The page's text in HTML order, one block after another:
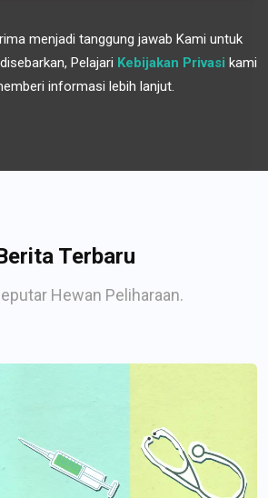
menjadi tanggung jawab Kami untuk
Pelajari Kebijakan Privasi kami
informasi lebih lanjut.
Terbaru
Hewan Peliharaan.